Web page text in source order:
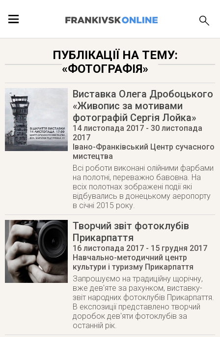
ПУБЛІКАЦІЇ
ПУБЛІКАЦІЇ НА ТЕМУ:
«ФОТОГРАФІЯ»
Виставка Олега Дробоцького
«Живопис за мотивами
фотографій Сергія Лойка»
14 листопада 2017 - 30 листопада
2017
Івано-Франківський Центр сучасного
мистецтва
Всі роботи виконані олійними фарбами
на полотні, переважно бавовна. На
всіх полотнах зображені події які
відбувались в донецькому аеропорту
в січні 2015 року.
Творчий звіт фотоклубів
Прикарпаття
16 листопада 2017 - 15 грудня 2017
Навчально-методичний центр
культури і туризму Прикарпаття
Запрошуємо на традиційну щорічну,
вже дев'ятe за рахунком, виставку-
звіт народних фотоклубів Прикарпаття.
В експозиції представлено творчий
доробок дев'яти фотоклубів за
останній рік.